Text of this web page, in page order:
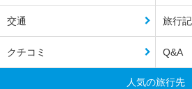
交通 旅行記
クチコミ Q&A
人気の旅行先